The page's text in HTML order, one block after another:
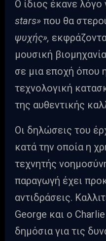
Ο ίδιος έκανε λόγο
stars» που θα
ψυχής»,
μουσική
σε μια εποχή όπου
τεχνολογική
της αυθεντικής
Οι δηλώσεις του
κατά την οποία η
τεχνητής
παραγωγή έχει
αντιδράσεις.
George και ο
δημόσια για τις